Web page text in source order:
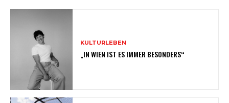
KULTURLEBEN
„IN WIEN IST ES IMMER BESONDERS“